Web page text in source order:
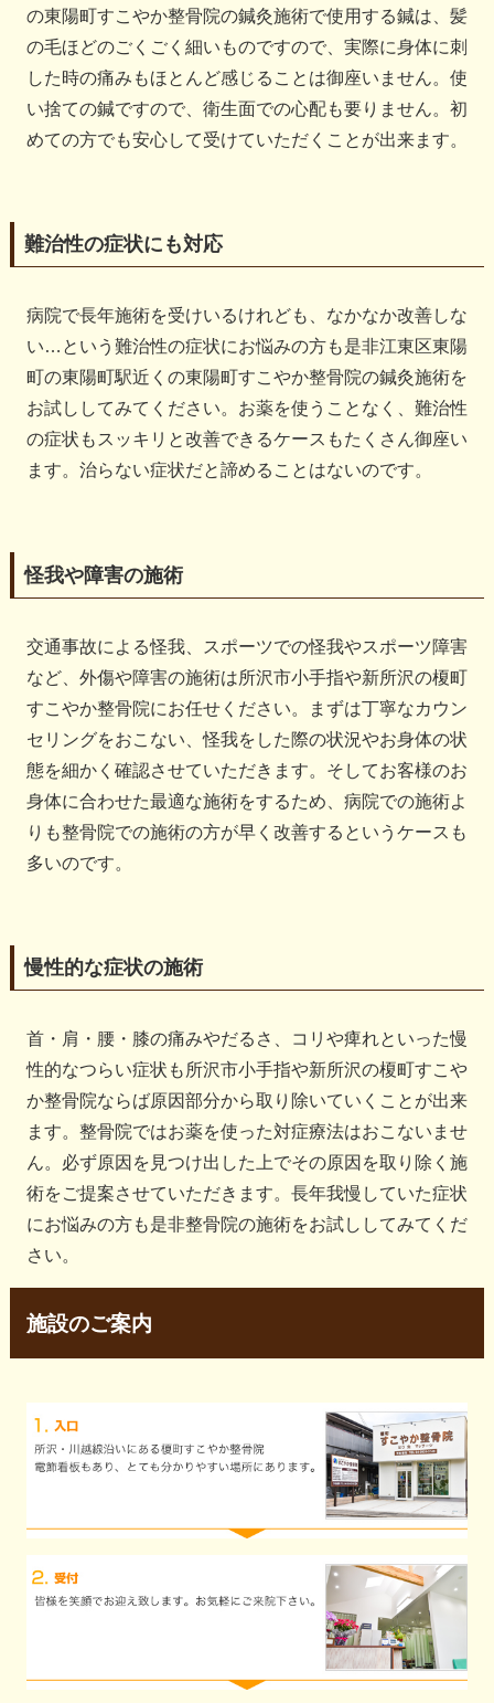
の東陽町すこやか整骨院の鍼灸施術で使用する鍼は、髪
の毛ほどのごくごく細いものですので、実際に身体に刺
した時の痛みもほとんど感じることは御座いません。使
い捨ての鍼ですので、衛生面での心配も要りません。初
めての方でも安心して受けていただくことが出来ます。
難治性の症状にも対応
病院で長年施術を受けいるけれども、なかなか改善しな
い…という難治性の症状にお悩みの方も是非江東区東陽
町の東陽町駅近くの東陽町すこやか整骨院の鍼灸施術を
お試ししてみてください。お薬を使うことなく、難治性
の症状もスッキリと改善できるケースもたくさん御座い
ます。治らない症状だと諦めることはないのです。
怪我や障害の施術
交通事故による怪我、スポーツでの怪我やスポーツ障害
など、外傷や障害の施術は所沢市小手指や新所沢の榎町
すこやか整骨院にお任せください。まずは丁寧なカウン
セリングをおこない、怪我をした際の状況やお身体の状
態を細かく確認させていただきます。そしてお客様のお
身体に合わせた最適な施術をするため、病院での施術よ
りも整骨院での施術の方が早く改善するというケースも
多いのです。
慢性的な症状の施術
首・肩・腰・膝の痛みやだるさ、コリや痺れといった慢
性的なつらい症状も所沢市小手指や新所沢の榎町すこや
か整骨院ならば原因部分から取り除いていくことが出来
ます。整骨院ではお薬を使った対症療法はおこないませ
ん。必ず原因を見つけ出した上でその原因を取り除く施
術をご提案させていただきます。長年我慢していた症状
にお悩みの方も是非整骨院の施術をお試ししてみてくだ
さい。
施設のご案内